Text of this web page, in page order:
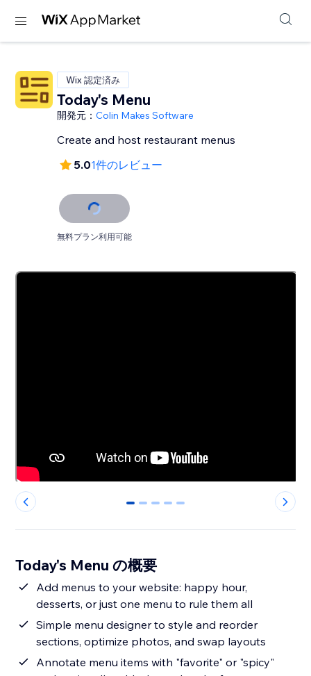
Wix 認定済み
Today's Menu
開発元：Colin Makes Software
Create and host restaurant menus
5.01件のレビュー
無料プラン利用可能
0 1 2 3 4
Today's Menu の概要
Add menus to your website: happy hour,
desserts, or just one menu to rule them all
Simple menu designer to style and reorder
sections, optimize photos, and swap layouts
Annotate menu items with "favorite" or "spicy"